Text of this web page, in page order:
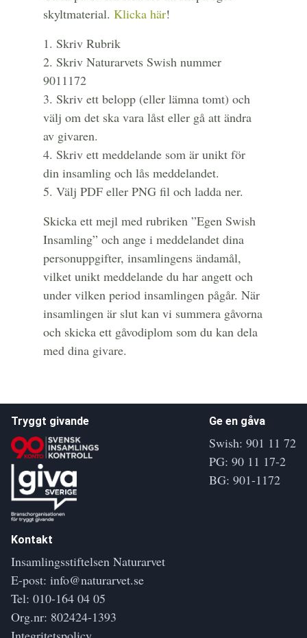
skyltmaterial. Klicka här!
1. Skriv Rubrik
2. Skriv Naturarvets Swish nummer
9011172
3. Skriv ett belopp (eller lämna tomt) och
välj om det ska vara låst eller gå att ändra
av givaren.
4. Skriv ett meddelande som är unikt för
din insamling och lås meddelandet.
5. Välj PDF eller PNG fil och ladda ner.
Skicka ett mejl med rubriken ”Egen Swish
Insamling” och ange i meddelandet dina
personuppgifter, insamlingens ändamål,
vilket unikt meddelande du har angett och
under vilken period insamlingen pågår. När
insamlingen är slut kan vi summera gåvorna
och skicka ett gåvodiplom som du kan dela
med dina givare.
Tryggt givande Ge en gåva
Swish: 901 11 72
PG: 90 11 17-2
BG: 901-1172
Kontakt
Insamlingsstiftelsen Naturarvet
E-post: info@naturarvet.se
Tel: 010-164 04 05
Org.nr: 802424-1393